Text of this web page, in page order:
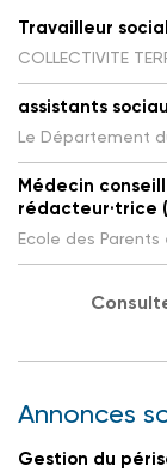
Travailleur
COLLECTIVITE
assistants
Le Département
Médecin
rédacteur·trice
Ecole des Parents
Annonces
Gestion du